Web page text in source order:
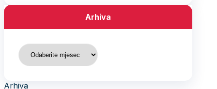
Arhiva
Arhiva
Arhiva